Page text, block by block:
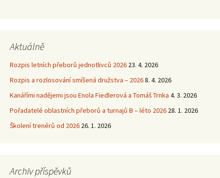
Aktuálně
Rozpis letních přeborů jednotlivců 2026 23. 4. 2026
Rozpis a rozlosování smíšená družstva – 20268. 4. 2026
Kanářími nadějemi jsou Enola Fiedlerová a Tomáš Trnka 4. 3. 2026
Pořadatelé oblastních přeborů a turnajů B – léto 2026 28. 1. 2026
Školení trenérů od 2026 26. 1. 2026
Archiv příspěvků